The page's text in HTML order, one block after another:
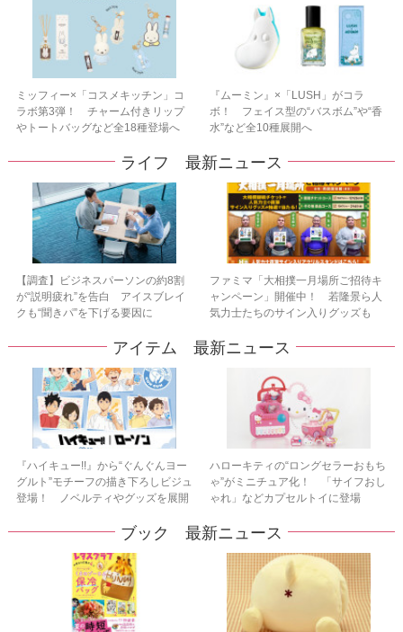
ミッフィー×「コスメキッチン」コ
ラボ第3弾！ チャーム付きリップ
やトートバッグなど全18種登場へ
『ムーミン』×「LUSH」がコラ
ボ！ フェイス型の“バスボム”や“香
水”など全10種展開へ
ライフ 最新ニュース
【調査】ビジネスパーソンの約8割
が“説明疲れ”を告白 アイスブレイ
クも“聞きパ”を下げる要因に
ファミマ「大相撲一月場所ご招待キ
ャンペーン」開催中！ 若隆景ら人
気力士たちのサイン入りグッズも
アイテム 最新ニュース
『ハイキュー!!』から“ぐんぐんヨー
グルト”モチーフの描き下ろしビジュ
登場！ ノベルティやグッズを展開
ハローキティの“ロングセラーおもち
ゃ”がミニチュア化！ 「サイフおし
ゃれ」などカプセルトイに登場
ブック 最新ニュース